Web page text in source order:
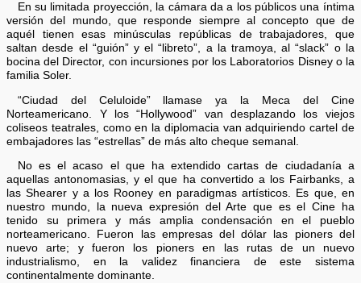
En su limitada proyección, la cámara da a los públicos una íntima
versión del mundo, que responde siempre al concepto que de
aquél tienen esas minúsculas repúblicas de trabajadores, que
saltan desde el “guión” y el “libreto”, a la tramoya, al “slack” o la
bocina del Director, con incursiones por los Laboratorios Disney o la
familia Soler.
“Ciudad del Celuloide” llamase ya la Meca del Cine
Norteamericano. Y los “Hollywood” van desplazando los viejos
coliseos teatrales, como en la diplomacia van adquiriendo cartel de
embajadores las “estrellas” de más alto cheque semanal.
No es el acaso el que ha extendido cartas de ciudadanía a
aquellas antonomasias, y el que ha convertido a los Fairbanks, a
las Shearer y a los Rooney en paradigmas artísticos. Es que, en
nuestro mundo, la nueva expresión del Arte que es el Cine ha
tenido su primera y más amplia condensación en el pueblo
norteamericano. Fueron las empresas del dólar las pioners del
nuevo arte; y fueron los pioners en las rutas de un nuevo
industrialismo, en la validez financiera de este sistema
continentalmente dominante.